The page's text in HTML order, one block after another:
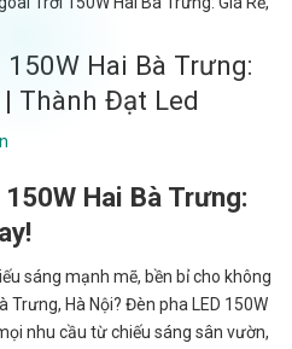
Hai Bà Trưng:
| Thành Đạt Led
Hai Bà Trưng:
sáng mạnh mẽ, bền bỉ cho không
Hà Nội? Đèn pha LED 150W
nhu cầu từ chiếu sáng sân vườn,